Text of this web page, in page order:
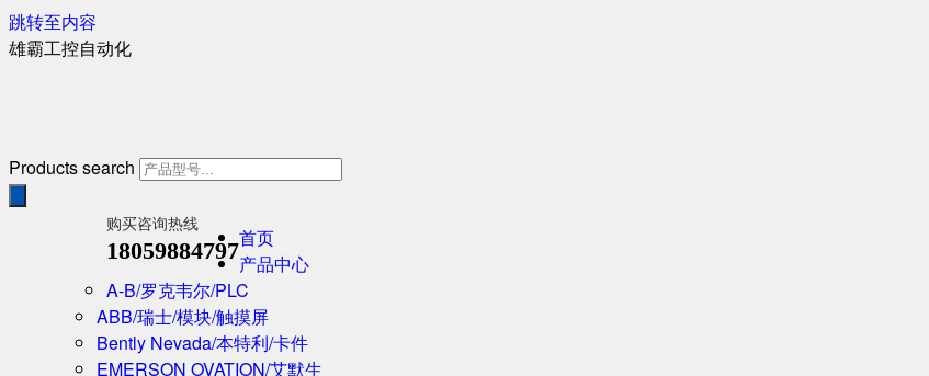
跳转至内容
雄霸工控自动化
Products search
购买咨询热线
18059884797首页
产品中心
A-B/罗克韦尔/PLC
ABB/瑞士/模块/触摸屏
Bently Nevada/本特利/卡件
EMERSON OVATION/艾默生